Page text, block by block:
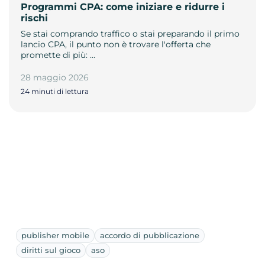
Programmi CPA: come iniziare e ridurre i
rischi
Se stai comprando traffico o stai preparando il primo
lancio CPA, il punto non è trovare l'offerta che
promette di più: …
28 maggio 2026
24 minuti di lettura
publisher mobile
accordo di pubblicazione
diritti sul gioco
aso